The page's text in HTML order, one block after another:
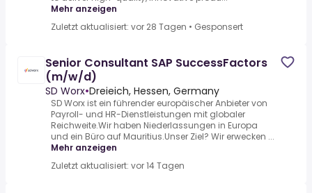
Mehr anzeigen
Zuletzt aktualisiert: vor 28 Tagen • Gesponsert
Senior Consultant SAP SuccessFactors
(m/w/d)
SD Worx•Dreieich, Hessen, Germany
SD Worx ist ein führender europäischer Anbieter von
Payroll- und HR-Dienstleistungen mit globaler
Reichweite.Wir haben Niederlassungen in Europa
und ein Büro auf Mauritius.Unser Ziel? Wir erwecken ...
Mehr anzeigen
Zuletzt aktualisiert: vor 14 Tagen